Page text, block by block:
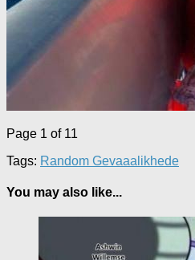
Page 1 of 11
Tags: Random Gevaaalikhede
You may also like...